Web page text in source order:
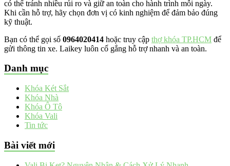
có thể tránh nhiều rủi ro và giữ an toàn cho hành trình mỗi ngày.
Khi cần hỗ trợ, hãy chọn đơn vị có kinh nghiệm để đảm bảo đúng
kỹ thuật.
Bạn có thể gọi số 0964020414 hoặc truy cập thợ khóa TP.HCM để
gửi thông tin xe. Laikey luôn cố gắng hỗ trợ nhanh và an toàn.
Danh mục
Khóa Két Sắt
Khóa Nhà
Khóa Ô Tô
Khóa Vali
Tin tức
Bài viết mới